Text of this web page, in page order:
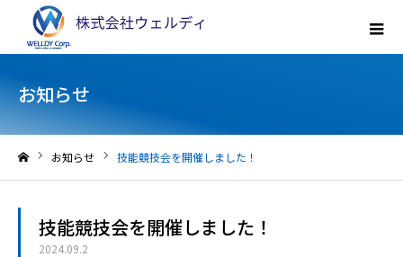
お知らせ
お知らせ 技能競技会を開催しました！
技能競技会を開催しました！
2024.09.2